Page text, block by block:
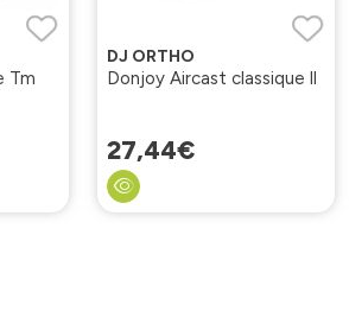
Tm
DJ ORTHO
Donjoy Aircast classique ll
27,44€